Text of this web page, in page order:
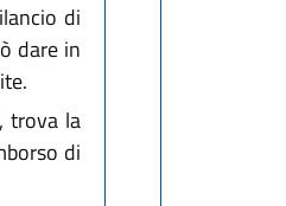
di
dare in
trova la
di